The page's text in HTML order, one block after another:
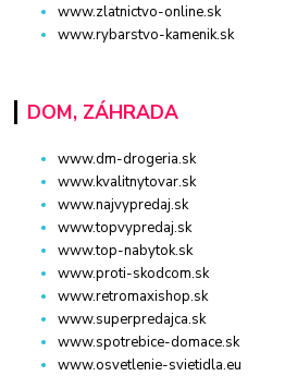
www.zlatnictvo-online.sk
www.rybarstvo-kamenik.sk
DOM, ZÁHRADA
www.dm-drogeria.sk
www.kvalitnytovar.sk
www.najvypredaj.sk
www.topvypredaj.sk
www.top-nabytok.sk
www.proti-skodcom.sk
www.retromaxishop.sk
www.superpredajca.sk
www.spotrebice-domace.sk
www.osvetlenie-svietidla.eu